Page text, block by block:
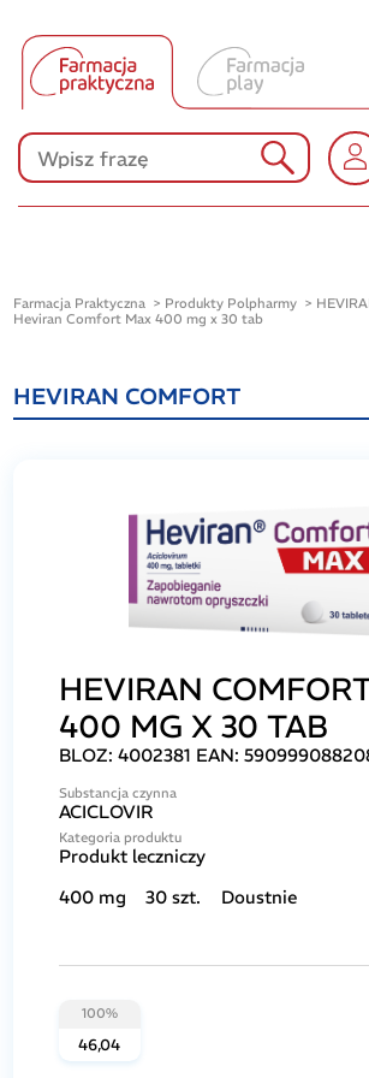
Produkty Polpharmy
KONKURSY
Farmacja Praktyczna Produkty Polpharmy
Heviran Comfort Max 400 mg x 30 tab
HEVIRAN COMFORT
HEVIRAN
400 MG X 30 TAB
BLOZ: 4002381 EAN:
Substancja czynna
ACICLOVIR
Kategoria produktu
Produkt leczniczy
400 mg
30 szt. Doustnie
100%
46,04